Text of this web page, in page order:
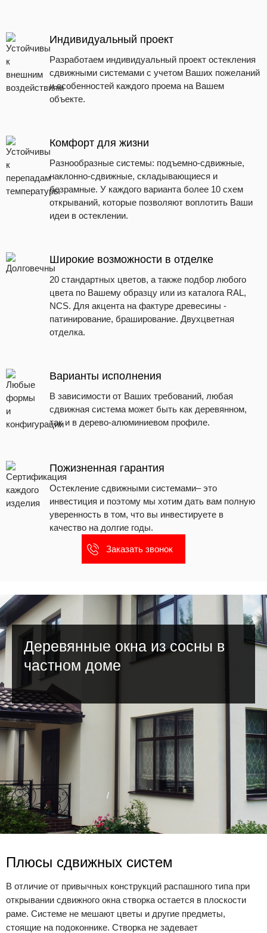
Индивидуальный проект
Разработаем индивидуальный проект остекления
сдвижными системами с учетом Ваших пожеланий
и особенностей каждого проема на Вашем
объекте.
Комфорт для жизни
Разнообразные системы: подъемно-сдвижные,
наклонно-сдвижные, складывающиеся и
безрамные. У каждого варианта более 10 схем
открываний, которые позволяют воплотить Ваши
идеи в остеклении.
Широкие возможности в отделке
20 стандартных цветов, а также подбор любого
цвета по Вашему образцу или из каталога RAL,
NCS. Для акцента на фактуре древесины -
патинирование, браширование. Двухцветная
отделка.
Варианты исполнения
В зависимости от Ваших требований, любая
сдвижная система может быть как деревянном,
так и в дерево-алюминиевом профиле.
Пожизненная гарантия
Остекление сдвижными системами– это
инвестиция и поэтому мы хотим дать вам полную
уверенность в том, что вы инвестируете в
качество на долгие годы.
Заказать звонок
Деревянные окна из сосны в
частном доме
/
Плюсы сдвижных систем
В отличие от привычных конструкций распашного типа при
открывании сдвижного окна створка остается в плоскости
раме. Системе не мешают цветы и другие предметы,
стоящие на подоконнике. Створка не задевает